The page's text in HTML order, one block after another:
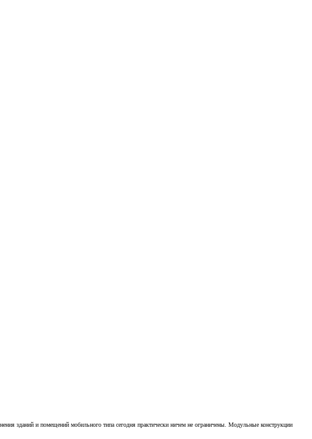
зданий и помещений мобильного типа сегодня практически ничем не ограничены. Модульные конструкции